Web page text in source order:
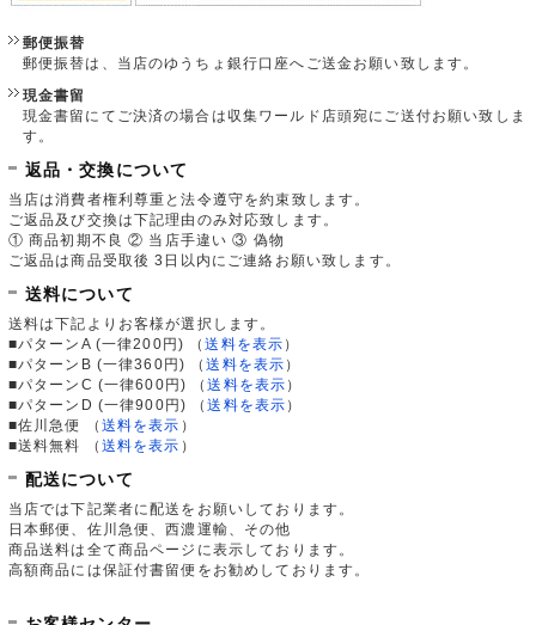
郵便振替
郵便振替は、当店のゆうちょ銀行口座へご送金お願い致します。
現金書留
現金書留にてご決済の場合は収集ワールド店頭宛にご送付お願い致しま
す。
返品・交換について
当店は消費者権利尊重と法令遵守を約束致します。
ご返品及び交換は下記理由のみ対応致します。
① 商品初期不良 ② 当店手違い ③ 偽物
ご返品は商品受取後 3日以内にご連絡お願い致します。
送料について
送料は下記よりお客様が選択します。
■パターンA (一律200円)
（送料を表示 ）
■パターンB (一律360円)
（送料を表示 ）
■パターンC (一律600円)
（送料を表示 ）
■パターンD (一律900円)
（送料を表示 ）
■佐川急便
（ 送料を表示 ）
■送料無料
（ 送料を表示 ）
配送について
当店では下記業者に配送をお願いしております。
日本郵便、佐川急便、西濃運輸、その他
商品送料は全て商品ページに表示しております。
高額商品には保証付書留便をお勧めしております。